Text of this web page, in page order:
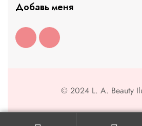
Добавь меня
© 2024 L. A. Beauty